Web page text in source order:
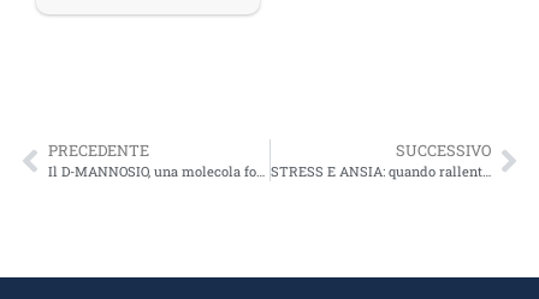
PRECEDENTE
Il D-MANNOSIO, una molecola fondamentale per il benessere delle vie urinarie
SUCCESSIVO
STRESS E ANSIA: quando rallentare diventa necessario